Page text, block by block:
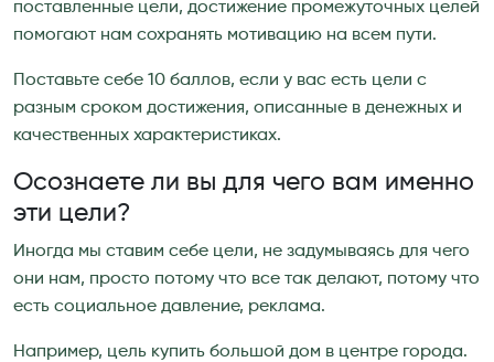
поставленные цели, достижение промежуточных целей
помогают нам сохранять мотивацию на всем пути.
Поставьте себе 10 баллов, если у вас есть цели с
разным сроком достижения, описанные в денежных и
качественных характеристиках.
Осознаете ли вы для чего вам именно
эти цели?
Иногда мы ставим себе цели, не задумываясь для чего
они нам, просто потому что все так делают, потому что
есть социальное давление, реклама.
Например, цель купить большой дом в центре города.